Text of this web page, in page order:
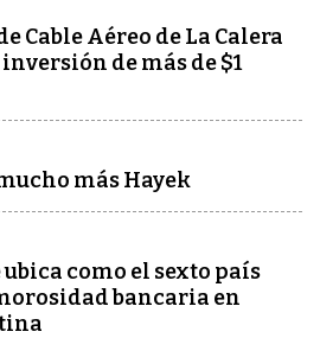
Cable Aéreo de La Calera
de más de $1
más Hayek
ubica como el sexto país
bancaria en